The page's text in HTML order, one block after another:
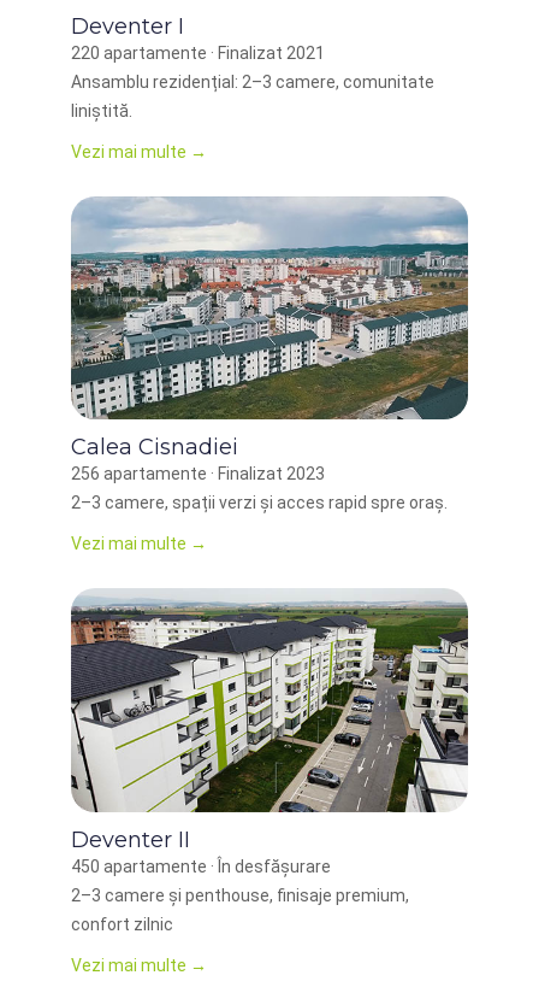
Deventer I
220 apartamente · Finalizat 2021
Ansamblu rezidențial: 2–3 camere, comunitate
liniștită.
Vezi mai multe →
Calea Cisnadiei
256 apartamente · Finalizat 2023
2–3 camere, spații verzi și acces rapid spre oraș.
Vezi mai multe →
Deventer II
450 apartamente · În desfășurare
2–3 camere și penthouse, finisaje premium,
confort zilnic
Vezi mai multe →